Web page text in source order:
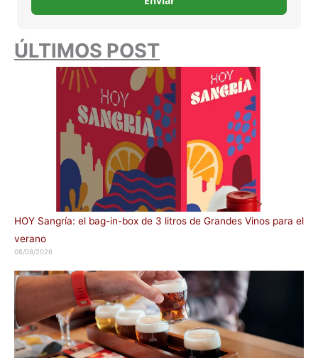
ÚLTIMOS POST
HOY Sangría: el bag-in-box de 3 litros de Grandes Vinos para el
verano
08/08/2026